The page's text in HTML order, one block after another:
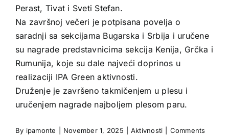
Perast, Tivat i Sveti Stefan.
Na završnoj večeri je potpisana povelja o
saradnji sa sekcijama Bugarska i Srbija i uručene
su nagrade predstavnicima sekcija Kenija, Grčka i
Rumunija, koje su dale najveći doprinos u
realizaciji IPA Green aktivnosti.
Druženje je završeno takmičenjem u plesu i
uručenjem nagrade najboljem plesom paru.
By ipamonte November 1, 2025 Aktivnosti
Comments